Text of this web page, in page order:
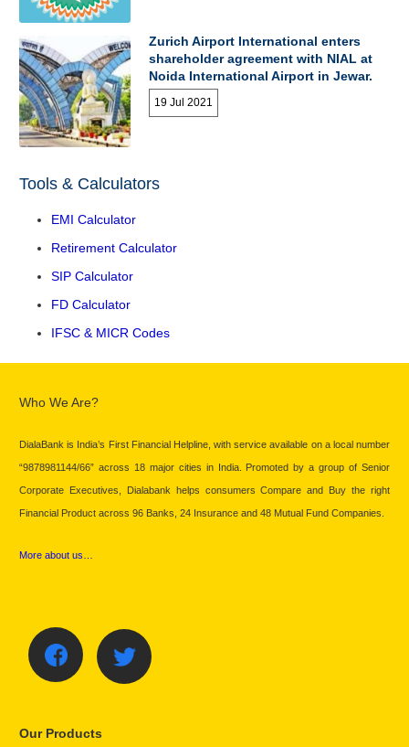
Zurich Airport International enters
shareholder agreement with NIAL at
Noida International Airport in Jewar.
19 Jul 2021
Tools & Calculators
EMI Calculator
Retirement Calculator
SIP Calculator
FD Calculator
IFSC & MICR Codes
Who We Are?
DialaBank is India’s First Financial Helpline, with service available on a local number
“9878981144/66” across 18 major cities in India. Promoted by a group of Senior
Corporate Executives, Dialabank helps consumers Compare and Buy the right
Financial Product across 96 Banks, 24 Insurance and 48 Mutual Fund Companies.
More about us…
Our Products